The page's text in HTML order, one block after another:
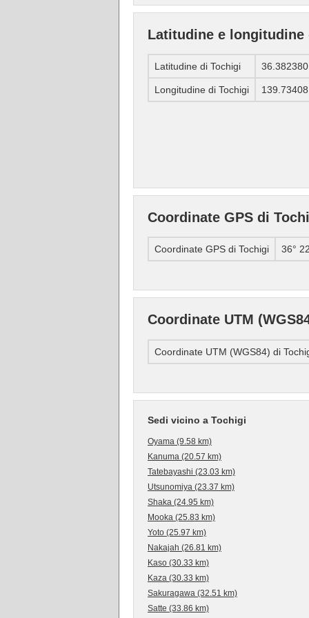
Latitudine e longitudine
Latitudine di Tochigi 36.382380
Longitudine di Tochigi
Coordinate GPS di
Coordinate GPS di Tochigi 36°
Coordinate UTM
Coordinate UTM (WGS84) di
Sedi vicino a Tochigi
Oyama (9.58 km)
Kanuma (20.57 km)
Tatebayashi (23.03 km)
Utsunomiya (23.37 km)
Shaka (24.95 km)
Mooka (25.83 km)
Yoto (25.97 km)
Nakajah (26.81 km)
Kaso (30.33 km)
Kaza (30.33 km)
Sakuragawa (32.51 km)
Satte (33.86 km)